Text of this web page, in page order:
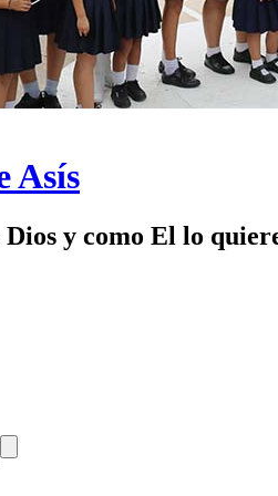
Asís
y como El lo